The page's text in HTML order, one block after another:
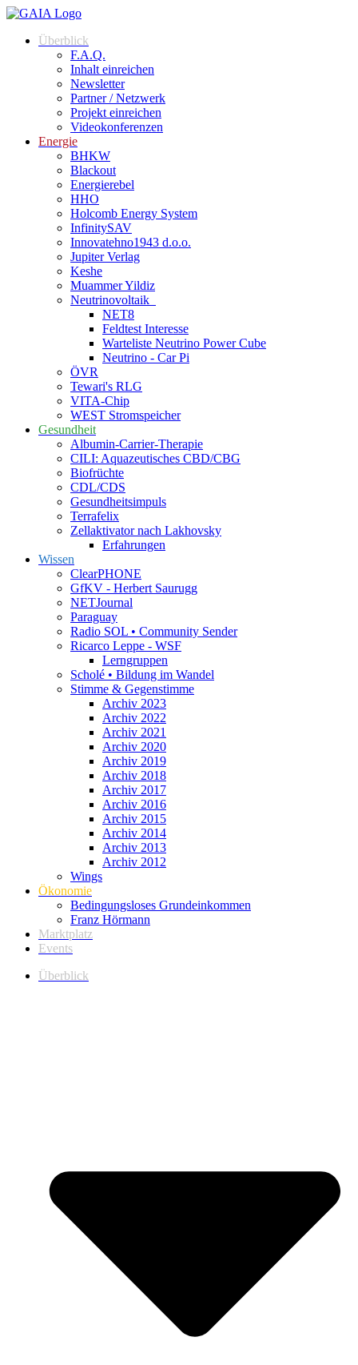
Überblick
F.A.Q.
Inhalt einreichen
Newsletter
Partner / Netzwerk
Projekt einreichen
Videokonferenzen
Energie
BHKW
Blackout
Energierebel
HHO
Holcomb Energy System
InfinitySAV
Innovatehno1943 d.o.o.
Jupiter Verlag
Keshe
Muammer Yildiz
Neutrinovoltaik
NET8
Feldtest Interesse
Warteliste Neutrino Power Cube
Neutrino - Car Pi
ÖVR
Tewari's RLG
VITA-Chip
WEST Stromspeicher
Gesundheit
Albumin-Carrier-Therapie
CILI: Aquazeutisches CBD/CBG
Biofrüchte
CDL/CDS
Gesundheitsimpuls
Terrafelix
Zellaktivator nach Lakhovsky
Erfahrungen
Wissen
ClearPHONE
GfKV - Herbert Saurugg
NETJournal
Paraguay
Radio SOL • Community Sender
Ricarco Leppe - WSF
Lerngruppen
Scholé • Bildung im Wandel
Stimme & Gegenstimme
Archiv 2023
Archiv 2022
Archiv 2021
Archiv 2020
Archiv 2019
Archiv 2018
Archiv 2017
Archiv 2016
Archiv 2015
Archiv 2014
Archiv 2013
Archiv 2012
Wings
Ökonomie
Bedingungsloses Grundeinkommen
Franz Hörmann
Marktplatz
Events
Überblick